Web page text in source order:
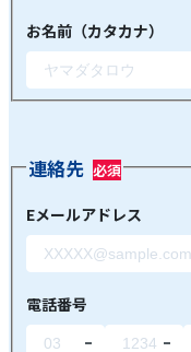
お名前（カタカナ）
連絡先
Eメールアドレス
電話番号